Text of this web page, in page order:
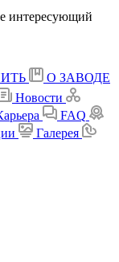
интересующий
О ЗАВОДЕ
Новости
FAQ
Галерея